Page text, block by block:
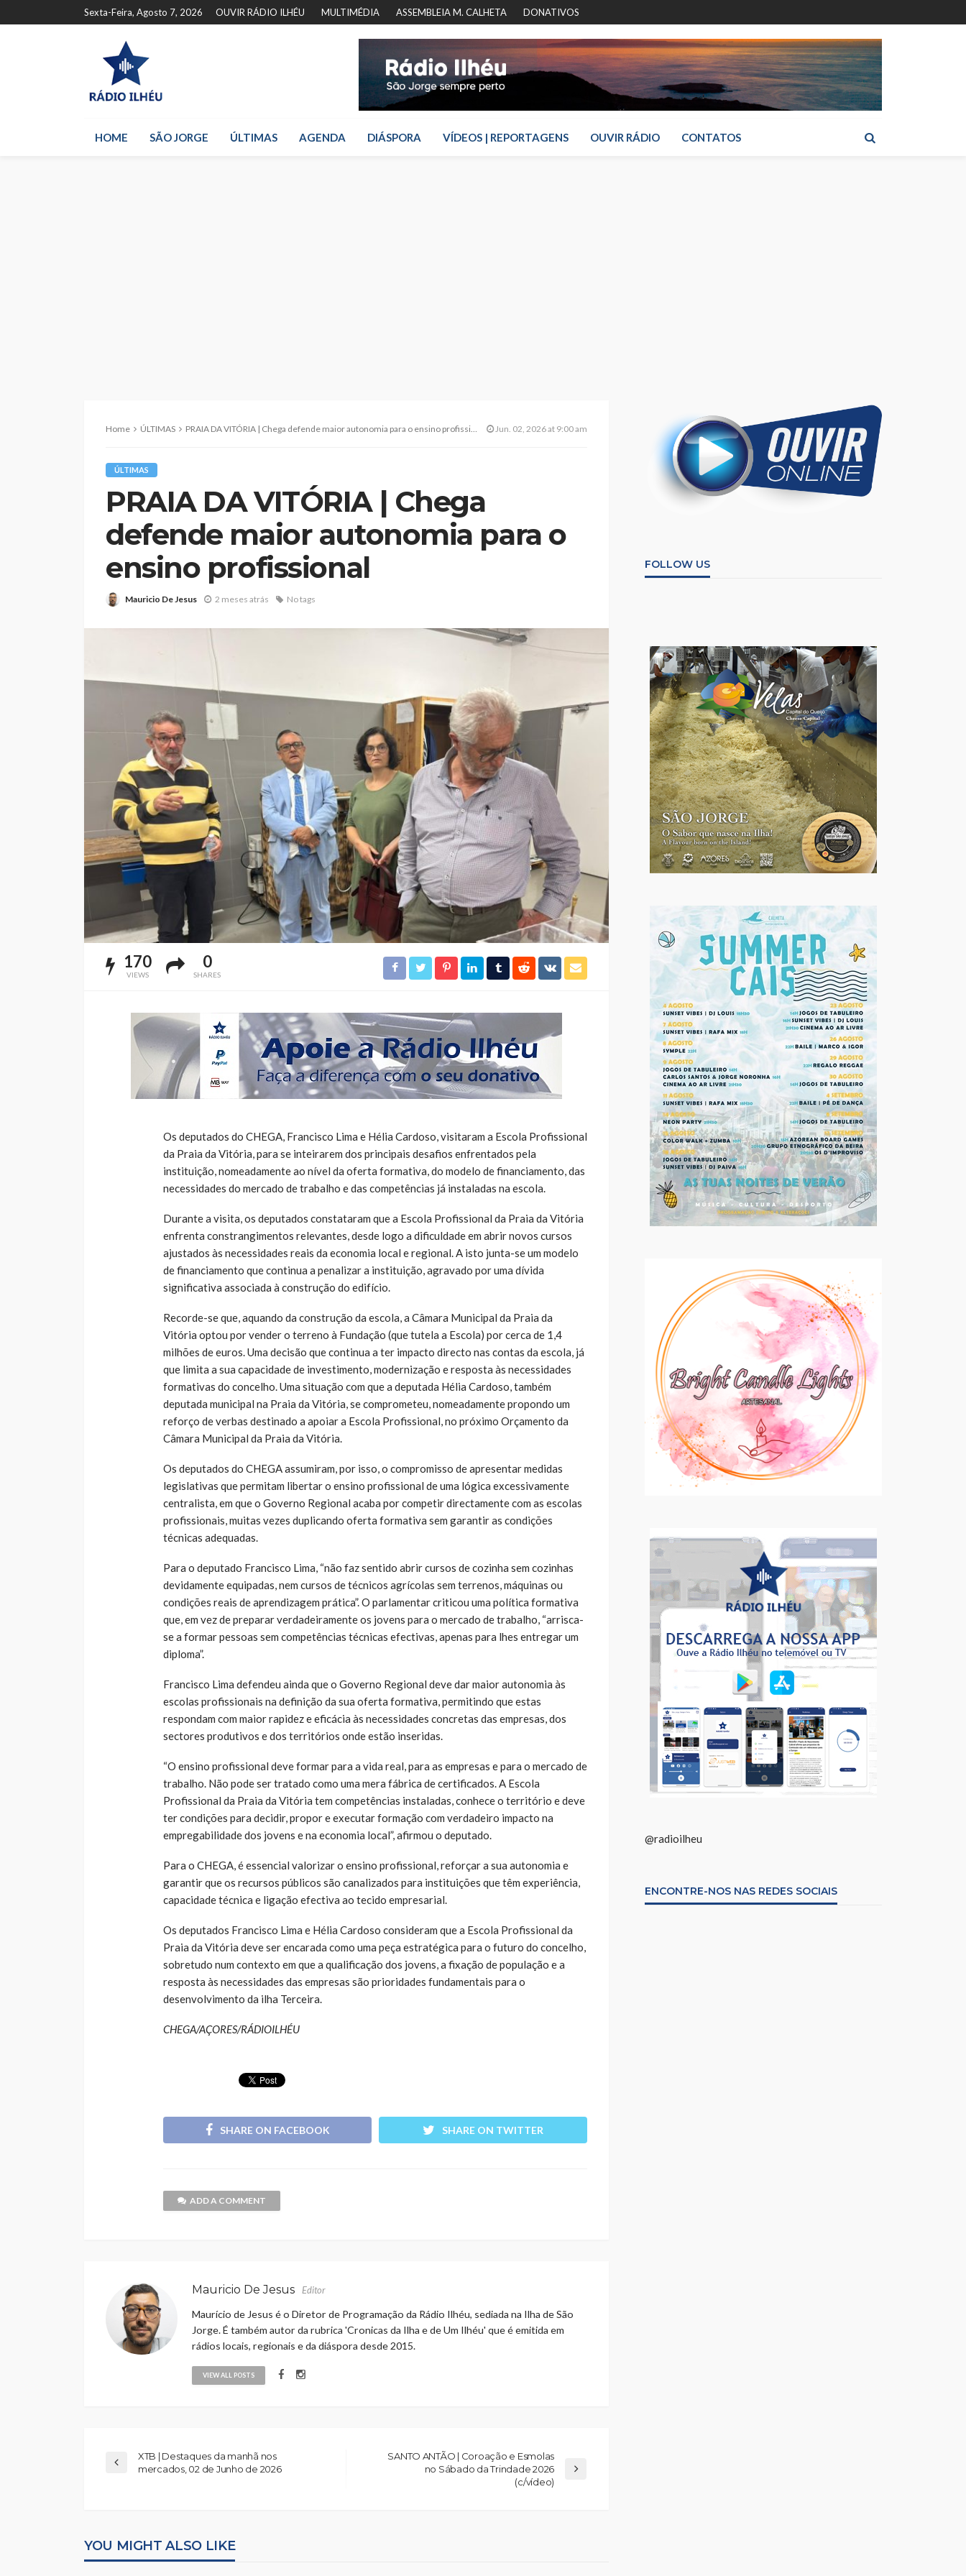
Sexta-Feira, Agosto 7, 2026 OUVIR RÁDIO ILHÉU MULTIMÉDIA ASSEMBLEIA M. CALHETA DONATIVOS
HOME SÃO JORGE ÚLTIMAS AGENDA DIÁSPORA VÍDEOS | REPORTAGENS OUVIR RÁDIO CONTATOS
Home ÚLTIMAS PRAIA DA VITÓRIA | Chega defende maior autonomia para o ensino profissional Jun. 02, 2026 at 9:00 am
ÚLTIMAS
PRAIA DA VITÓRIA | Chega
defende maior autonomia para o
ensino profissional
Mauricio De Jesus 2 meses atrás No tags
170
VIEWS
0
SHARES
Os deputados do CHEGA, Francisco Lima e Hélia Cardoso, visitaram a Escola Profissional
da Praia da Vitória, para se inteirarem dos principais desafios enfrentados pela
instituição, nomeadamente ao nível da oferta formativa, do modelo de financiamento, das
necessidades do mercado de trabalho e das competências já instaladas na escola.
Durante a visita, os deputados constataram que a Escola Profissional da Praia da Vitória
enfrenta constrangimentos relevantes, desde logo a dificuldade em abrir novos cursos
ajustados às necessidades reais da economia local e regional. A isto junta-se um modelo
de financiamento que continua a penalizar a instituição, agravado por uma dívida
significativa associada à construção do edifício.
Recorde-se que, aquando da construção da escola, a Câmara Municipal da Praia da
Vitória optou por vender o terreno à Fundação (que tutela a Escola) por cerca de 1,4
milhões de euros. Uma decisão que continua a ter impacto directo nas contas da escola, já
que limita a sua capacidade de investimento, modernização e resposta às necessidades
formativas do concelho. Uma situação com que a deputada Hélia Cardoso, também
deputada municipal na Praia da Vitória, se comprometeu, nomeadamente propondo um
reforço de verbas destinado a apoiar a Escola Profissional, no próximo Orçamento da
Câmara Municipal da Praia da Vitória.
Os deputados do CHEGA assumiram, por isso, o compromisso de apresentar medidas
legislativas que permitam libertar o ensino profissional de uma lógica excessivamente
centralista, em que o Governo Regional acaba por competir directamente com as escolas
profissionais, muitas vezes duplicando oferta formativa sem garantir as condições
técnicas adequadas.
Para o deputado Francisco Lima, “não faz sentido abrir cursos de cozinha sem cozinhas
devidamente equipadas, nem cursos de técnicos agrícolas sem terrenos, máquinas ou
condições reais de aprendizagem prática”. O parlamentar criticou uma política formativa
que, em vez de preparar verdadeiramente os jovens para o mercado de trabalho, “arrisca-
se a formar pessoas sem competências técnicas efectivas, apenas para lhes entregar um
diploma”.
Francisco Lima defendeu ainda que o Governo Regional deve dar maior autonomia às
escolas profissionais na definição da sua oferta formativa, permitindo que estas
respondam com maior rapidez e eficácia às necessidades concretas das empresas, dos
sectores produtivos e dos territórios onde estão inseridas.
“O ensino profissional deve formar para a vida real, para as empresas e para o mercado de
trabalho. Não pode ser tratado como uma mera fábrica de certificados. A Escola
Profissional da Praia da Vitória tem competências instaladas, conhece o território e deve
ter condições para decidir, propor e executar formação com verdadeiro impacto na
empregabilidade dos jovens e na economia local”, afirmou o deputado.
Para o CHEGA, é essencial valorizar o ensino profissional, reforçar a sua autonomia e
garantir que os recursos públicos são canalizados para instituições que têm experiência,
capacidade técnica e ligação efectiva ao tecido empresarial.
Os deputados Francisco Lima e Hélia Cardoso consideram que a Escola Profissional da
Praia da Vitória deve ser encarada como uma peça estratégica para o futuro do concelho,
sobretudo num contexto em que a qualificação dos jovens, a fixação de população e a
resposta às necessidades das empresas são prioridades fundamentais para o
desenvolvimento da ilha Terceira.
CHEGA/AÇORES/RÁDIOILHÉU
SHARE ON FACEBOOK SHARE ON TWITTER
ADD A COMMENT
Mauricio De Jesus Editor
Maurício de Jesus é o Diretor de Programação da Rádio Ilhéu, sediada na Ilha de São
Jorge. É também autor da rubrica 'Cronicas da Ilha e de Um Ilhéu' que é emitida em
rádios locais, regionais e da diáspora desde 2015.
VIEW ALL POSTS
XTB | Destaques da manhã nos
mercados, 02 de Junho de 2026
SANTO ANTÃO | Coroação e Esmolas
no Sábado da Trindade 2026
(c/vídeo)
YOU MIGHT ALSO LIKE
FOLLOW US
@radioilheu
ENCONTRE-NOS NAS REDES SOCIAIS